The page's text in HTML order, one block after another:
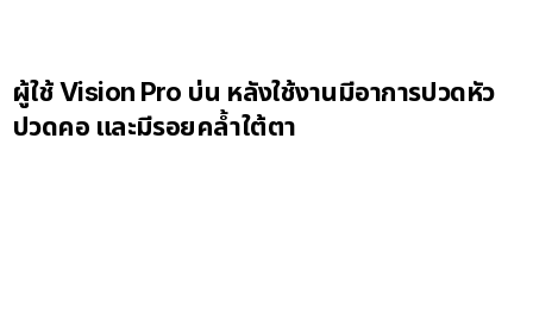
ผู้ใช้ Vision Pro บ่น หลังใช้งานมีอาการปวดหัว
ปวดคอ และมีรอยคล้ำใต้ตา